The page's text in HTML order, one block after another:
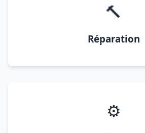
🔨
Réparation
⚙️